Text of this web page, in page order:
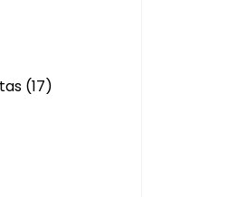
(17)